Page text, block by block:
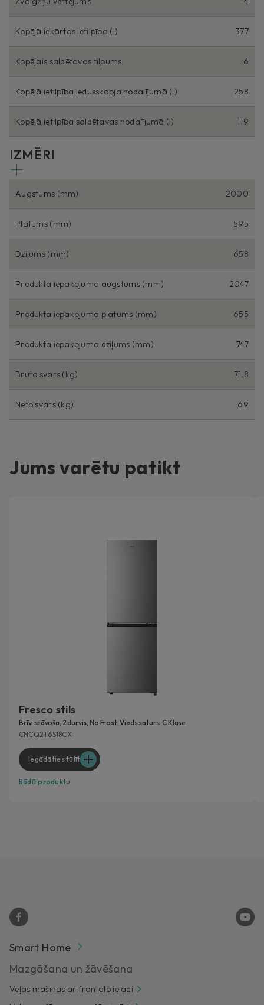
Kopējā iekārtas ietilpība (l) 377
Kopējais saldētavas tilpums 6
Kopējā ietilpība ledusskapja nodalījumā (l) 258
Kopējā ietilpība saldētavas nodalījumā (l) 119
IZMĒRI
Augstums (mm) 2000
Platums (mm) 595
Dziļums (mm) 658
Produkta iepakojuma augstums (mm) 2047
Produkta iepakojuma platums (mm) 655
Produkta iepakojuma dziļums (mm) 747
Bruto svars (kg) 71,8
Neto svars (kg) 69
Jums varētu patikt
Fresco stils
Brīvi stāvoša, 2 durvis, No Frost, Vieds saturs, C Klase
CNCQ2T6S18CX
Iegādāties tūlīt
Rādīt produktu
Smart Home
Mazgāšana un žāvēšana
Veļas mašīnas ar frontālo ielādi